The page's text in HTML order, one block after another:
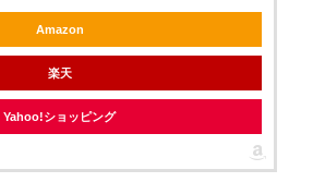
Amazon
楽天
Yahoo!ショッピング